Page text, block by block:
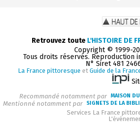
Retrouvez toute L'HISTOIRE DE
Copyright © 1999-
Tous droits réservés. Reproduction
N° Siret 481
La France pittoresque et Guide de la
Recommandé notamment par MAISON
Mentionné notamment par SIGNETS DE LA
Services La France